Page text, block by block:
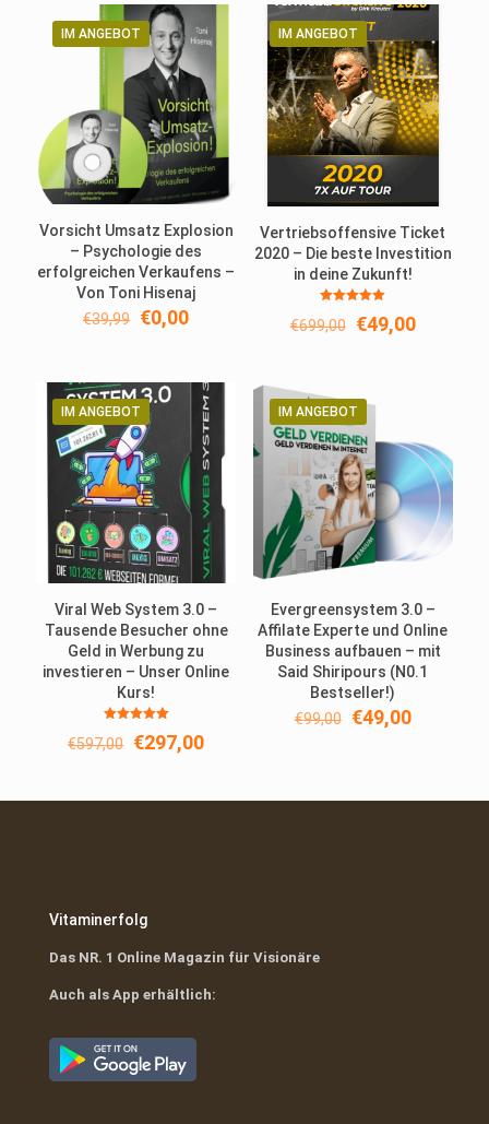
€34,95€0,00. €1.999,00
€0,00.
IM ANGEBOT
Vorsicht Umsatz Explosion
– Psychologie des
erfolgreichen Verkaufens –
Von Toni Hisenaj
€39,99 Ursprünglicher
€39,99
€0,00Aktueller
€0,00.
IM ANGEBOT
Vertriebsoffensive Ticket
2020 – Die beste Investition
in deine Zukunft!
mit
€699,00 Ursprünglicher
€49,00
IM ANGEBOT
Viral Web System 3.0 –
Tausende Besucher ohne
Geld in Werbung zu
investieren – Unser Online
Kurs!
mit
€597,00 Ursprünglicher
€597,00
€297,00Aktueller
€297,00.
IM ANGEBOT
Evergreensystem 3.0 –
Affilate Experte und Online
Business aufbauen – mit
Said Shiripours (N0.1
Bestseller!)
€99,00 Ursprünglicher
Preis
€49,00Aktueller
Vitaminerfolg
Das NR. 1 Online Magazin für Visionäre
Auch als App erhältlich: